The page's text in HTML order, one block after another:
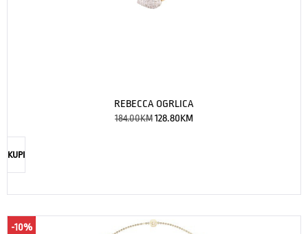
REBECCA OGRLICA
184.00KM128.80KM
KUPI
-10%